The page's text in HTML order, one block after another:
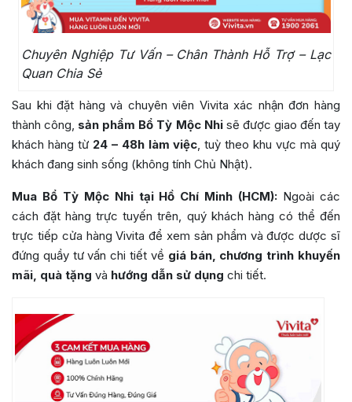
Chuyên Nghiệp Tư Vấn – Chân Thành Hỗ Trợ – Lạc
Quan Chia Sẻ
Sau khi đặt hàng và chuyên viên Vivita xác nhận đơn hàng
thành công, sản phẩm Bổ Tỳ Mộc Nhisẽ được giao đến tay
khách hàng từ 24 – 48h làm việc, tuỳ theo khu vực mà quý
khách đang sinh sống (không tính Chủ Nhật).
Mua Bổ Tỳ Mộc Nhi tại Hồ Chí Minh (HCM): Ngoài các
cách đặt hàng trực tuyến trên, quý khách hàng có thể đến
trực tiếp cửa hàng Vivita để xem sản phẩm và được dược sĩ
đứng quầy tư vấn chi tiết về giá bán, chương trình khuyến
mãi, quà tặng và hướng dẫn sử dụng chi tiết.